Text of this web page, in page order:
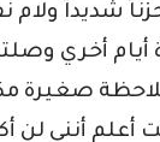
شديداً ولام
أيام أخري
صغيرة
أعلم أنني